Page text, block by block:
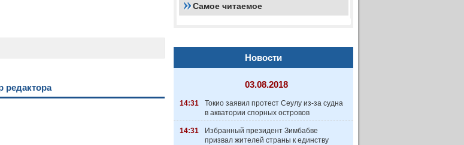
редактора
Самое читаемое
Новости
03.08.2018
14:31
Токио заявил протест Сеулу из-за судна
в акватории спорных островов
14:31
Избранный президент Зимбабве
призвал жителей страны к единству